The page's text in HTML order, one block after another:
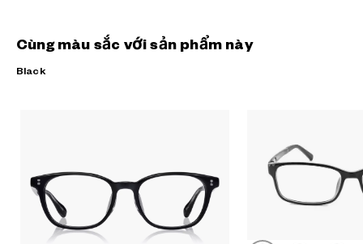
Cùng màu sắc với sản phẩm này
Black